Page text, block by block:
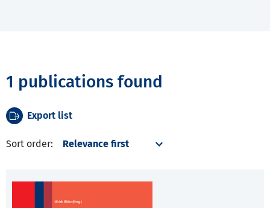
1 publications found
Export list
Sort order: